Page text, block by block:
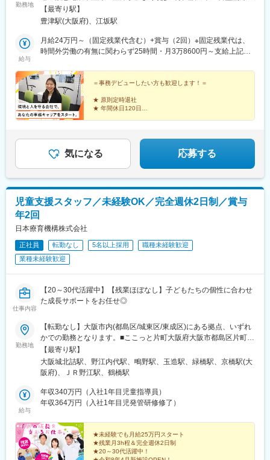
勤務地
「江坂駅」より徒歩12分※受動喫煙対策実施
【最寄り駅】
豊津駅(大阪府)、江坂駅
給与
月給24万円～（固定残業代含む）+賞与（2回）※固定残業代は、
時間外労働の有無に関わらず25時間・月3万8600円～支給上記を
うえ決定します
＝事務デビューしたい方も歓迎します！＝
★ 原則定時退社
★ 年間休日120日
★ 冷凍食品ランチをサービス価格で購入可能
★ 奨学金返済補助制度（今夏導入予定）
気になる 応募する
児童支援スタッフ／未経験OK／完全週休2日制／賞与
年2回
日本療育機構株式会社
正社員 転勤なし 5名以上採用
職種未経験歓迎
業種未経験歓迎
仕事内容
【20～30代活躍中】【残業ほぼなし】子どもたちの個性に合わせ
た成長サポートをお任せ◎
勤務地
【転勤なし】大阪市内(都島区/城東区/東成区)にある拠点、いずれ
かでの勤務となります。■ここっと片町大阪府大阪市都島区片町1
丁目9-34《アクセス》JR東西線「大阪城北詰駅」より徒歩2分■こ
こっと。大阪市都島区都島中通2-17-14《アクセス》大阪メトロ
谷町線「野江内代駅」より徒歩11分■ここっと城東大阪市城東区
駅」より徒歩9分■ここっとnico大阪市都島区都島中通3-17-6《ア
クセス》大阪メトロ 谷町線「野江内代駅」より徒歩9分■ここっ
セス》JR大阪環状線「玉造駅」より徒歩8分■Stellar大阪市城東区
中浜1-19-7《アクセス》JR学研都市線・おおさか東線「鴫野駅」
より徒歩7分■AimeE大阪市東成区中本2-7-15《アクセス》大阪メ
トロ中央線・今里筋線「緑橋駅」より徒歩4分店舗拡大に伴い新し
【最寄り駅】
大阪城北詰駅、野江内代駅、鴫野駅、玉造駅、緑橋駅、京橋駅(大
阪府)、ＪＲ野江駅、鶴橋駅
給与
年収340万円（入社1年目児童指導員）
年収364万円（入社1年目児発管研修修了）
★未経験でも月給25万円スタート
★残業月3h程＆完全週休2日制
★20～30代活躍中！